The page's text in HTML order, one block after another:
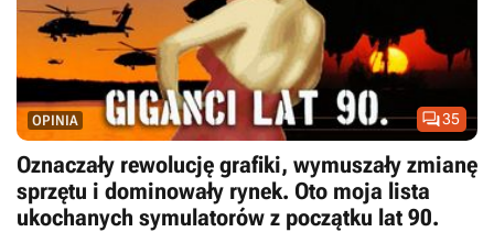
35
OPINIA
Oznaczały rewolucję grafiki, wymuszały zmianę
sprzętu i dominowały rynek. Oto moja lista
ukochanych symulatorów z początku lat 90.